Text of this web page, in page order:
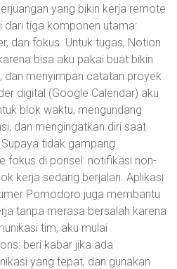
yang bikin kerja remote
dari tiga komponen utama:
dan fokus. Untuk tugas, Notion
bisa aku pakai buat bikin
dan menyimpan catatan proyek
digital (Google Calendar) aku
blok waktu, mengundang
dan mengingatkan diri saat
tidak gampang
fokus di ponsel: notifikasi non-
kerja sedang berjalan. Aplikasi
Pomodoro juga membantu
tanpa merasa bersalah karena
tim, aku mulai
beri kabar jika ada
yang tepat, dan gunakan